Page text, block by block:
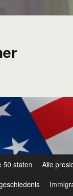
50 staten Alle